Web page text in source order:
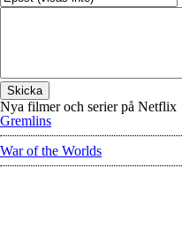
Nya filmer och serier på Netflix
Gremlins
War of the Worlds